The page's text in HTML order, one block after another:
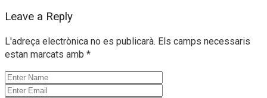
Leave a Reply
L'adreça electrònica no es publicarà. Els camps necessaris
estan marcats amb *